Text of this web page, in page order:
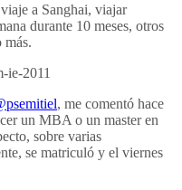
a Sanghai, viajar
durante 10 meses, otros
más.
, me comentó hace
un MBA o un master en
sobre varias
se matriculó y el viernes